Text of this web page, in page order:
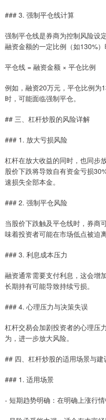
### 3. 强制平仓线计算
强制平仓线是券商为控制风险设
融资金额的一定比例（如130%）
平仓线 = 融资金额 × 平仓比例
例如，融资20万元，平仓比例为
时，可能面临强制平仓。
## 三、杠杆炒股的风险详解
### 1. 放大亏损风险
杠杆在放大收益的同时，也同步
股价下跌将导致自有资金亏损
速损失全部本金。
### 2. 强制平仓风险
当股价下跌触及平仓线时，券商
味着投资者可能在市场低点被迫
### 3. 利息成本压力
融资通常需要支付利息，这会增
长期持有可能导致持续亏损。
### 4. 心理压力与决策失误
杠杆交易会加剧投资者的心理压
为，进一步放大风险。
## 四、杠杆炒股的适用场景与建
### 1. 适用场景
- 短期趋势明确：在明确上涨行情